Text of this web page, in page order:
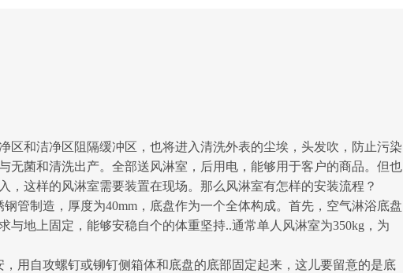
区和洁净区阻隔缓冲区，也将进入清洗外表的尘埃，头发吹，防止污染
无菌和清洗出产。全部送风淋室，后用电，能够用于客户的商品。但也
，这样的风淋室需要装置在现场。那么风淋室有怎样的安装流程？
制造，厚度为40mm，底盘作为一个全体构成。首先，空气淋浴底盘
与地上固定，能够安稳自个的体重坚持..通常单人风淋室为350kg，为
自攻螺钉或铆钉侧箱体和底盘的底部固定起来，这儿要留意的是底